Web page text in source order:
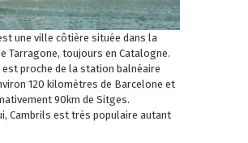
une ville côtière située dans la
Tarragone, toujours en Catalogne.
proche de la station balnéaire
120 kilomètres de Barcelone et
90km de Sitges.
Cambrils est très populaire autant